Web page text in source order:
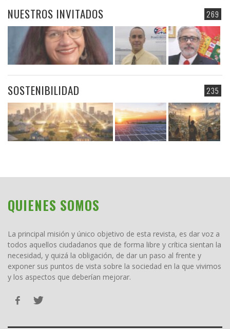
269
NUESTROS INVITADOS
235
SOSTENIBILIDAD
QUIENES SOMOS
La principal misión y único objetivo de esta revista, es dar voz a
todos aquellos ciudadanos que de forma libre y crítica sientan la
necesidad, y quizá la obligación, de dar un paso al frente y
exponer sus puntos de vista sobre la sociedad en la que vivimos
y los aspectos que deberían mejorar.